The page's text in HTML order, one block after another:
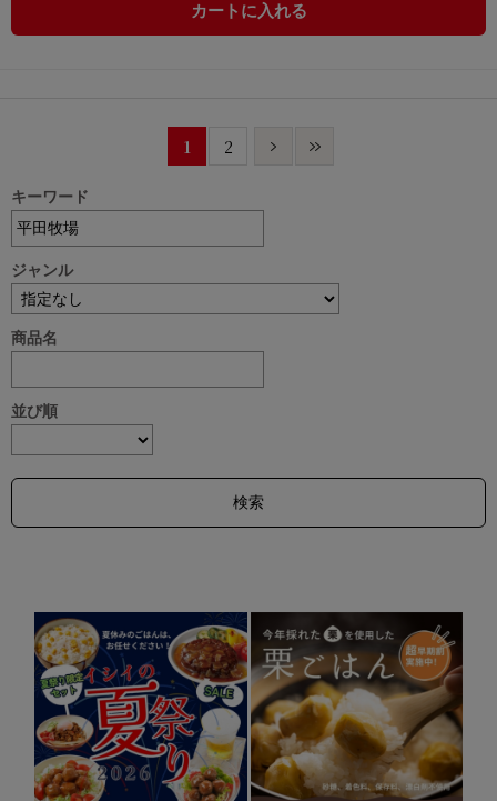
カートに入れる
1 2
キーワード
ジャンル
商品名
並び順